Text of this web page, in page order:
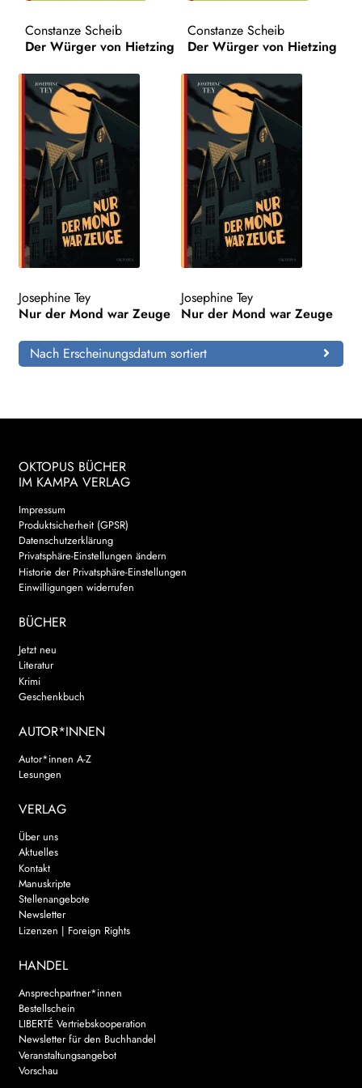
Constanze Scheib
Der Würger von Hietzing
Constanze Scheib
Der Würger von Hietzing
Josephine Tey
Nur der Mond war Zeuge
Josephine Tey
Nur der Mond war Zeuge
Nach Erscheinungsdatum sortiert
OKTOPUS BÜCHER
IM KAMPA VERLAG
Impressum
Produktsicherheit (GPSR)
Datenschutzerklärung
Privatsphäre-Einstellungen ändern
Historie der Privatsphäre-Einstellungen
Einwilligungen widerrufen
BÜCHER
Jetzt neu
Literatur
Krimi
Geschenkbuch
AUTOR*INNEN
Autor*innen A-Z
Lesungen
VERLAG
Über uns
Aktuelles
Kontakt
Manuskripte
Stellenangebote
Newsletter
Lizenzen | Foreign Rights
HANDEL
Ansprechpartner*innen
Bestellschein
LIBERTÉ Vertriebskooperation
Newsletter für den Buchhandel
Veranstaltungsangebot
Vorschau